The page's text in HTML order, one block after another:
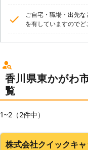
ご自宅・職場・出先
を有していますのでど
香川県東かがわ
覧
1~2（2件中）
株式会社クイックキャ